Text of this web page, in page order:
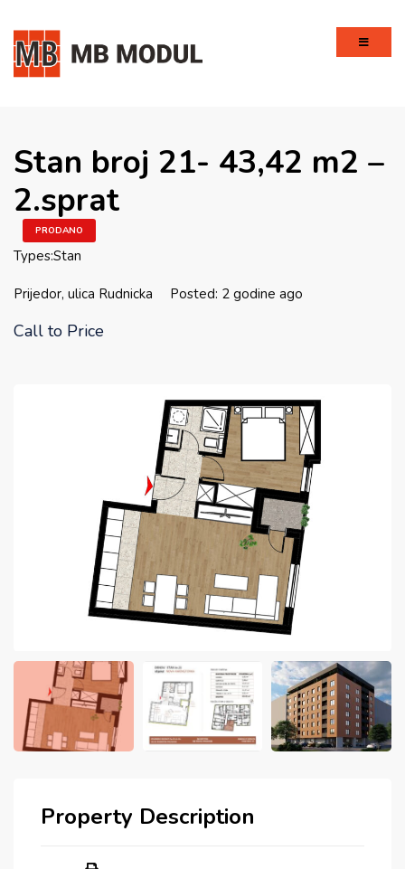
Stan broj 21- 43,42 m2 –
2.sprat
PRODANO
Types:Stan
Prijedor, ulica Rudnicka Posted: 2 godine ago
Call to Price
Property Description